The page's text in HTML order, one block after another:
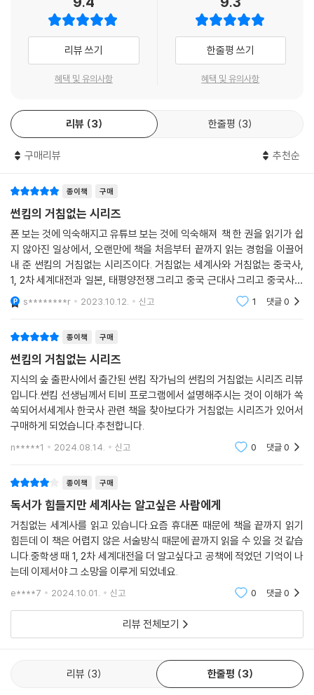
영화로 듣는 세계사 | 미드웨이
4장 아편전쟁에서 국공내전까지 중국 근대사
목화 때문에 시작된 영국의 산업혁명
조선 홍삼과 짜장면이 아편과 관계가 있다고?
아편 중독이었던 중국 황제, 아편 단속에 나서다
갈매기 똥만 가득했던 외딴섬, 홍콩
수도 베이징을 노린 영국군
예수님의 동생이라고? 태평천국의 난
만주족의 청나라는 하느님이 말씀하신 요괴다!
뭐? 또 아편전쟁?
불타는 수도 베이징
위기의 청나라, ‘양무운동’으로 서구화를 시도하다
중화민국의 국부 쑨원의 등장
신해혁명, 중화민국이 탄생하다
위안스카이, 쑨원의 뒤통수를 치다
조선의 3·1운동과 중국의 5·4운동
돌아온 쑨원과 그의 마지막, 그리고 마오쩌둥의 등장
죽음도 막지 못한 사랑 주문옹, 진철군 부부
중국을 통일한 장제스, 그리고 마오타이주의 탄생
부하에게 납치당한 장제스 시안사건
중화인민공화국 건국, 대만으로 떠난 장제스
대만에서의 국민당
참고 자료
『썬킴의 거침없는 중국사』
프롤로그 | 가깝고도 먼 나라 중국의 역사 꿰뚫기
추천의 글
반고가 천지를 창조했을 때부터(盤古開天地)
여와(女?), 인간을 만들다
---「『썬킴의 거침없는 중국사』 신화의 시대, 17~18쪽」중에서
그런데 동탁은 예상과는 달리 내부 반란으로 무너집니다. 동탁에게는 여포
(呂布)라는 호위 무사가 있었는데 동탁과 사이가 별로 안 좋았어요. 한번
은 여포가 동탁의 여종을 겁탈하는 일까지 발생하는데 그 이후 둘 사이는
져요. 알아요. 여러분이 알고 있는 스토리와는 다르죠? 아마 여러분은 ‘초
선’이란 미인이 등장하고 그 미인을 서로 차지하려는 과정에서 여포가 ‘양
아버지’ 동탁을 죽인다, 이렇게 알고 계실 겁니다. 그건 『삼국지연의』 즉
가공의 캐릭터예요.
---「『썬킴의 거침없는 중국사』 역사 속 초한지, 그리고 삼국지, 119쪽」
중에서
인류의 가장 눈부신 성과를 돌아보는 일도 필요하지만, 그보다 가장 치졸
가장 훌륭한 지성들이 왜 그런 바보 같은 짓을 반복했는지를 이해할 때, 우
리 삶의 불안 또한 평정으로 이끌 수 있습니다. 썬킴은 이런 종류의 이야기
를 가장 친근하고 재미있게 설명해내는 입담꾼이자 안내자입니다. 인류의
닌 썬킴이라면, 여러분은 그 손을 별 걱정 없이 잡으셔도 될 겁니다.
역사란 삶에 있어 ‘수험기간의 족보’와도 같습니다. 다만 정답이 아니라 오
러분의 삶을 밝히는 지혜를 찾게 되기를 바랍니다.
흥미로우면서도 거침없이 역사의 장면들을 써 내려가는 썬킴 작가. 세계사
에 이어서 이번에는 중국사를 내놓았다. 광활한 영토와 오랜 역사를 보유
한 중국 역사의 핵심 키워드는 분열과 통일이다. 저자는 이 흐름을 정확하
번 읽으면 쉽게 손에서 놓지 못하는 데는 박진감 있게 전개되는 문장과 함
의 특징을 정확하게 포착한 소제목들은 이 책의 또 다른 매력이다
- 신병주 (건국대 사학과 교수)
이야기의 보물창고인 중국사에 접근하는 것을 가로막는 가장 큰 장애물은
그 방대함일 것이다. 부위별로 포장되어 설명하는 태그가 부착되지 않은
상태라면, 아무리 맛있는 한우라고 해도 소고기의 더미일 뿐인 것과 마찬
가지다. 거대한 중국 역사의 덩어리에서 육즙이 줄줄 흐르는 맛있는 부위
리기능장이 있으면 얼마나 좋을까 하고 생각했던 분들은 지금 바로 이 책
을 집어 드시길! 역사, 그리고 이야기라는 재료를 다루는 데 있어 최고의
실력을 가진 마스터 셰프의 중국사 특선요리 한 상이 펼쳐질 참이니까.
- 탁재형 (다큐멘터리 PD, 여행 저널리스트)
리뷰 쓰기
혜택 및 유의사항
한줄평 쓰기
혜택 및 유의사항
리뷰 3 한줄평 3
구매리뷰 추천순
종이책 구매
썬킴의 거침없는 시리즈
폰 보는 것에 익숙해지고 유튜브 보는 것에 익숙해져 책 한 권을 읽기가 쉽
지 않아진 일상에서, 오랜만에 책을 처음부터 끝까지 읽는 경험을 이끌어
내 준 썬킴의 거침없는 시리즈이다. 거침없는 세계사와 거침없는 중국사,
1, 2차 세계대전과 일본, 태평양전쟁 그리고 중국 근대사 그리고 중국사를
이야기의 흐름을 따라 흥미롭게 파악할 수 있도록 풀어주고 있다. 스토리
텔러라는
s********r 2023.10.12. 신고 1 댓글0
종이책 구매
썬킴의 거침없는 시리즈
지식의 숲 출판사에서 출간된 썬킴 작가님의 썬킴의 거침없는 시리즈 리뷰
입니다.썬킴 선생님께서 티비 프로그램에서 설명해주시는 것이 이해가 쏙
쏙되어서세계사 한국사 관련 책을 찾아보다가 거침없는 시리즈가 있어서
구매하게 되었습니다.추천합니다.
n*****1 2024.08.14. 신고 0 댓글0
종이책 구매
독서가 힘들지만 세계사는 알고싶은 사람에게
거침없는 세계사를 읽고 있습니다.요즘 휴대폰 때문에 책을 끝까지 읽기
힘든데 이 책은 어렵지 않은 서술방식 때문에 끝까지 읽을 수 있을 것 같습
니다.중학생 때 1, 2차 세계대전을 더 알고싶다고 공책에 적었던 기억이 나
는데 이제서야 그 소망을 이루게 되었네요.
e****7 2024.10.01. 신고 0 댓글0
리뷰 전체보기
리뷰 3 한줄평 3